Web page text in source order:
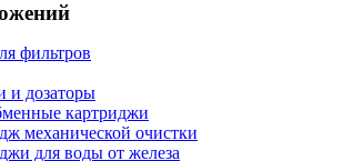
фильтров
и дозаторы
картриджи
механической очистки
для воды от железа